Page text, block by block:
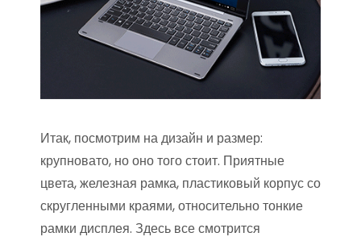
Итак, посмотрим на дизайн и размер:
крупновато, но оно того стоит. Приятные
цвета, железная рамка, пластиковый корпус со
скругленными краями, относительно тонкие
рамки дисплея. Здесь все смотрится